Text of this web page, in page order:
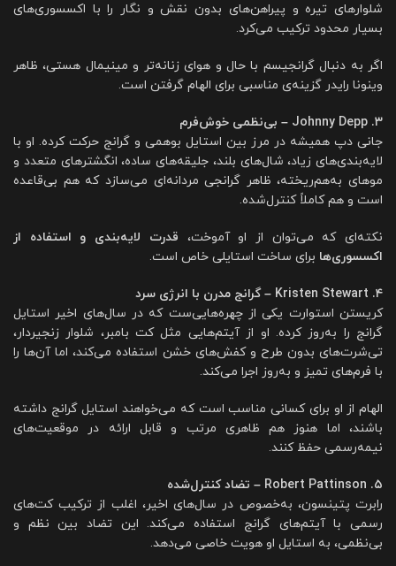
شلوارهای تیره و پیراهن‌های بدون نقش و نگار را با اکسسوری‌های
بسیار محدود ترکیب می‌کرد.
اگر به دنبال گرانجیسم با حال و هوای زنانه‌تر و مینیمال هستی، ظاهر
وینونا رایدر گزینه‌ی مناسبی برای الهام گرفتن است.
۳. Johnny Depp – بی‌نظمی خوش‌فرم
جانی دپ همیشه در مرز بین استایل بوهمی و گرانج حرکت کرده. او با
لایه‌بندی‌های زیاد، شال‌های بلند، جلیقه‌های ساده، انگشترهای متعدد و
موهای به‌هم‌ریخته، ظاهر گرانجی مردانه‌ای می‌سازد که هم بی‌قاعده
است و هم کاملاً کنترل‌شده.
نکته‌ای که می‌توان از او آموخت، قدرت لایه‌بندی و استفاده از
اکسسوری‌ها برای ساخت استایلی خاص است.
۴. Kristen Stewart – گرانج مدرن با انرژی سرد
کریستن استوارت یکی از چهره‌هایی‌ست که در سال‌های اخیر استایل
گرانج را به‌روز کرده. او از آیتم‌هایی مثل کت بامبر، شلوار زنجیردار،
تی‌شرت‌های بدون طرح و کفش‌های خشن استفاده می‌کند، اما آن‌ها را
با فرم‌های تمیز و به‌روز اجرا می‌کند.
الهام از او برای کسانی مناسب است که می‌خواهند استایل گرانج داشته
باشند، اما هنوز هم ظاهری مرتب و قابل ارائه در موقعیت‌های
نیمه‌رسمی حفظ کنند.
۵. Robert Pattinson – تضاد کنترل‌شده
رابرت پتینسون، به‌خصوص در سال‌های اخیر، اغلب از ترکیب کت‌های
رسمی با آیتم‌های گرانج استفاده می‌کند. این تضاد بین نظم و
بی‌نظمی، به استایل او هویت خاصی می‌دهد.